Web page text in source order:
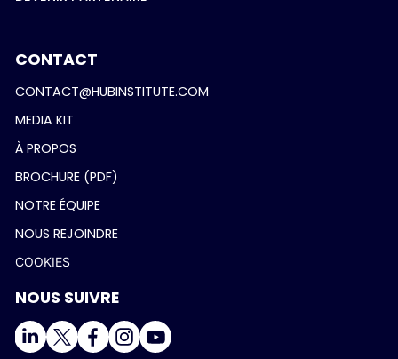
CONTACT
CONTACT@HUBINSTITUTE.COM
MEDIA KIT
À PROPOS
BROCHURE (PDF)
NOTRE ÉQUIPE
NOUS REJOINDRE
COOKIES
NOUS SUIVRE